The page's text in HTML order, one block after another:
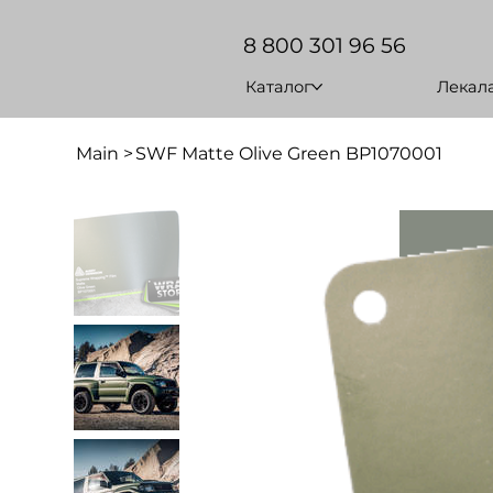
8 800 301 96 56
Каталог
Main > SWF Matte Olive Green BP1070001